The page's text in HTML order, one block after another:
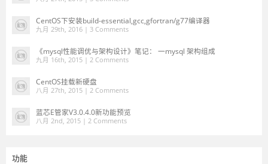
CentOS下安装build-essential,gcc,gfortran/g77编译器
九月 29th, 2016 | 3 Comments
《mysql性能调优与架构设计》笔记： 一mysql 架构组成
九月 16th, 2015 | 2 Comments
CentOS挂载新硬盘
八月 27th, 2015 | 2 Comments
蓝芯E管家V3.0.4.0新功能预览
八月 2nd, 2015 | 2 Comments
功能